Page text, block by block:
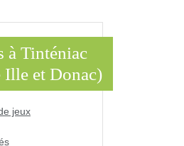
à Tinténiac
Ille et Donac)
jeux